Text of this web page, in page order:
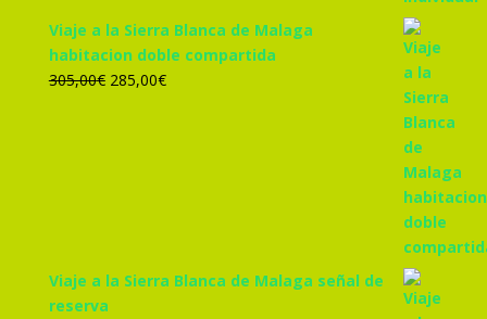
Viaje a la Sierra Blanca de Malaga
habitacion doble compartida
305,00€ El
285,00€El
Viaje a la Sierra Blanca de Malaga señal de
reserva